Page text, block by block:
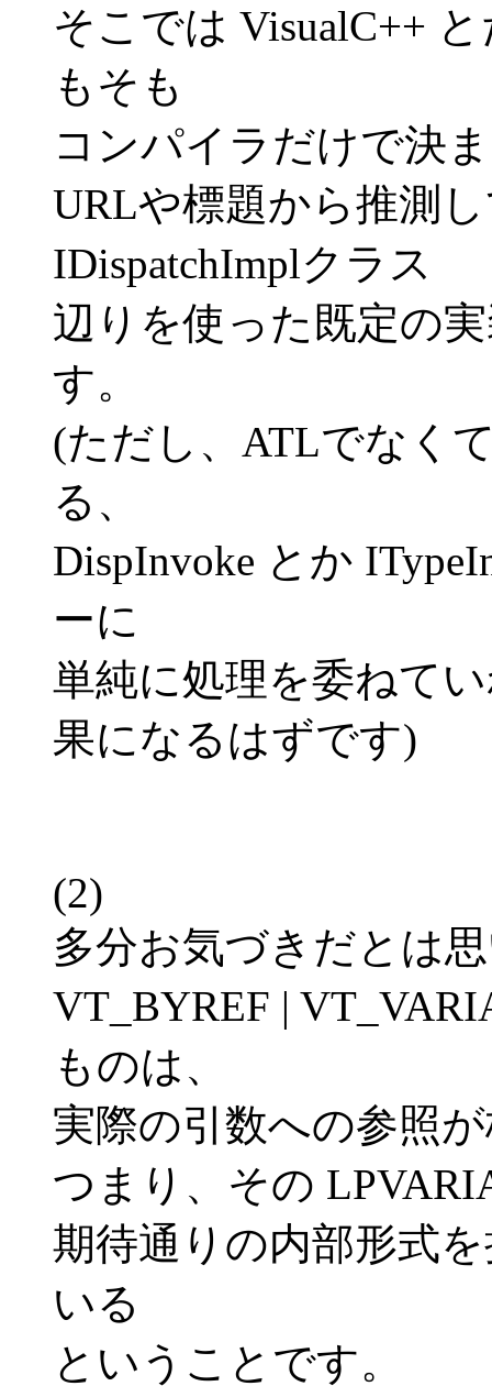
そこでは VisualC++
もそも
コンパイラだけで決
URLや標題から推測
IDispatchImplクラス
辺りを使った既定の
す。
(ただし、ATLでなく
る、
DispInvoke とか
ーに
単純に処理を委ねて
果になるはずです)
(2)
多分お気づきだとは
VT_BYREF |
ものは、
実際の引数への参照
つまり、その
期待通りの内部形式
いる
ということです。